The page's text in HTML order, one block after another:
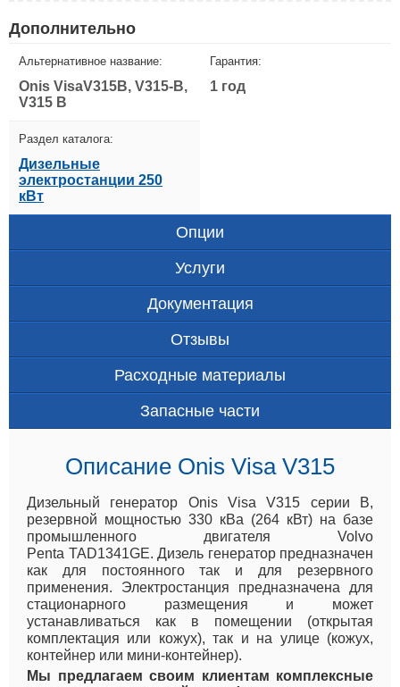
Дополнительно
Альтернативное название:
Onis VisaV315B, V315-B,
V315 B
Гарантия:
1 год
Раздел каталога:
Дизельные
электростанции 250
кВт
Опции
Услуги
Документация
Отзывы
Расходные материалы
Запасные части
Описание Onis Visa V315
Дизельный генератор Onis Visa V315 серии B,
резервной мощностью 330 кВа (264 кВт) на базе
промышленного двигателя Volvo
Penta TAD1341GE. Дизель генератор предназначен
как для постоянного так и для резервного
применения. Электростанция предназначена для
стационарного размещения и может
устанавливаться как в помещении (открытая
комплектация или кожух), так и на улице (кожух,
контейнер или мини-контейнер).
Мы предлагаем своим клиентам комплексные